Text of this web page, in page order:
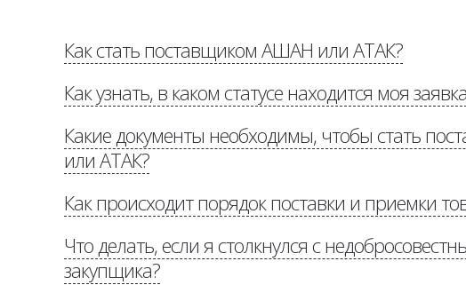
Как стать поставщиком АШАН или АТАК?
«Потенциальным
Как узнать, в каком статусе находится моя
Какие документы необходимы, чтобы стать
или АТАК?
«Потенциальным поставщикам»
Как происходит порядок поставки и приемки
доставке»
Что делать, если я столкнулся с
закупщика?